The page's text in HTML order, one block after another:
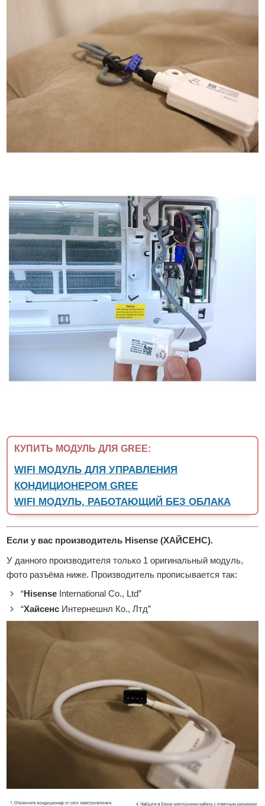
КУПИТЬ МОДУЛЬ ДЛЯ GREE:
WIFI МОДУЛЬ ДЛЯ УПРАВЛЕНИЯ
КОНДИЦИОНЕРОМ GREE
WIFI МОДУЛЬ, РАБОТАЮЩИЙ БЕЗ ОБЛАКА
Если у вас производитель Hisense (ХАЙСЕНС).
У данного производителя только 1 оригинальный модуль,
фото разъёма ниже. Производитель прописывается так:
“Hisense International Co., Ltd”
“Хайсенс Интернешнл Ко., Лтд”